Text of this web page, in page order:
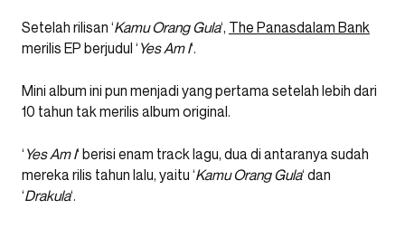
Setelah rilisan ‘Kamu Orang Gula‘, The Panasdalam Bank
merilis EP berjudul ‘ Yes Am I‘.
Mini album ini pun menjadi yang pertama setelah lebih dari
10 tahun tak merilis album original.
‘ Yes Am I‘ berisi enam track lagu, dua di antaranya sudah
mereka rilis tahun lalu, yaitu ‘Kamu Orang Gula‘ dan
‘Drakula‘.